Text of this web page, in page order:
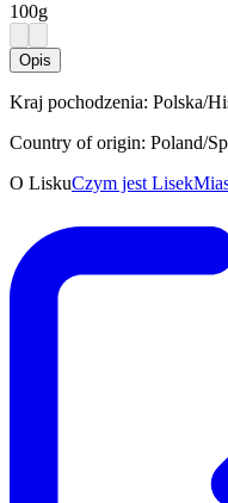
100g
Opis
Kraj pochodzenia: Polska/
Country of origin: Poland/
O LiskuCzym jest Lisek